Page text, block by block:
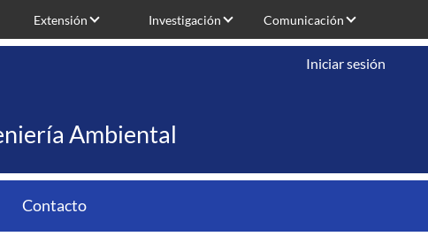
Extensión Investigación Comunicación
Ambiental
Iniciar sesión
Contacto